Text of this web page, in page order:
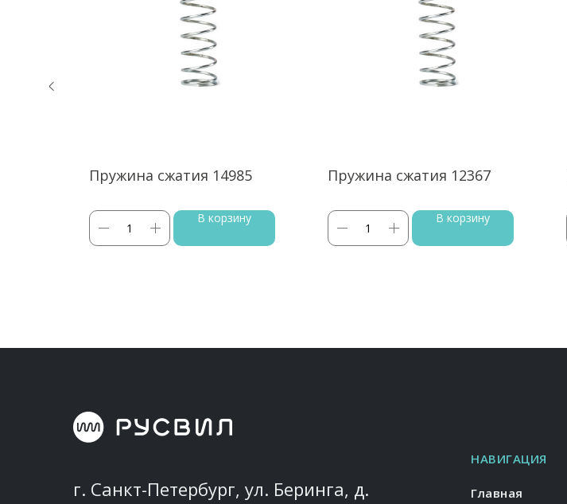
Пружина сжатия 14985
В корзину
Пружина сжатия 12367
В корзину
г. Санкт-Петербург, ул. Беринга, д.
Главная
НАВИГАЦИЯ